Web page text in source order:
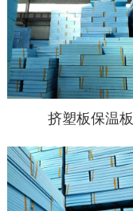
挤塑板保温板